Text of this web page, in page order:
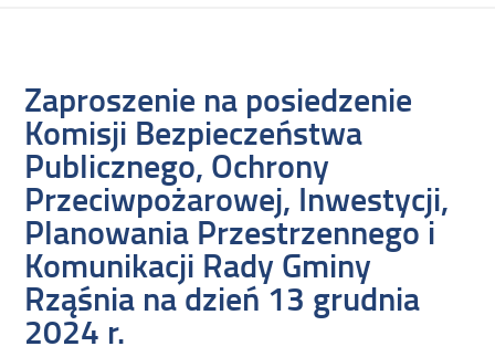
Zaproszenie na posiedzenie
Komisji Bezpieczeństwa
Publicznego, Ochrony
Przeciwpożarowej, Inwestycji,
Planowania Przestrzennego i
Komunikacji Rady Gminy
Rząśnia na dzień 13 grudnia
2024 r.